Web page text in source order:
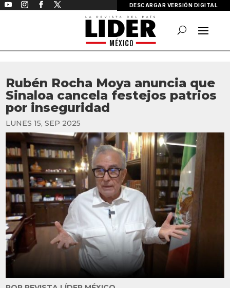
DESCARGAR VERSIÓN DIGITAL
Rubén Rocha Moya anuncia que
Sinaloa cancela festejos patrios
por inseguridad
LUNES 15, SEP 2025